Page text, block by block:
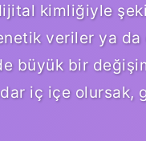
kimliğiyle
veriler ya
büyük bir
iç içe